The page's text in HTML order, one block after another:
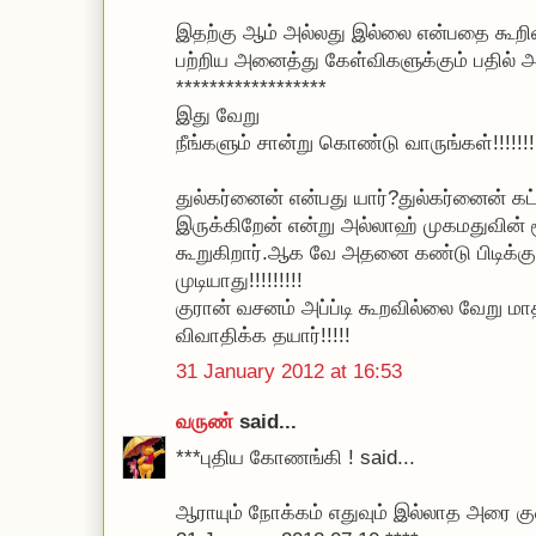
இதற்கு ஆம் அல்லது இல்லை என்பதை
பற்றிய அனைத்து கேள்விகளுக்கும் பதில்
******************
இது வேறு
நீங்களும் சான்று கொண்டு
துல்கர்னைன் என்பது யார்?துல்கர்னைன்
இருக்கிறேன் என்று அல்லாஹ் முகமதுவின்
கூறுகிறார்.ஆக வே அதனை கண்டு
முடியாது!!!!!!!!!
குரான் வசனம் அப்ப்டி கூறவில்லை வேறு
விவாதிக்க தயார்!!!!!
31 January 2012 at 16:53
வருண்said...
***புதிய கோணங்கி ! said...
ஆராயும் நோக்கம் எதுவும் இல்லாத அரை